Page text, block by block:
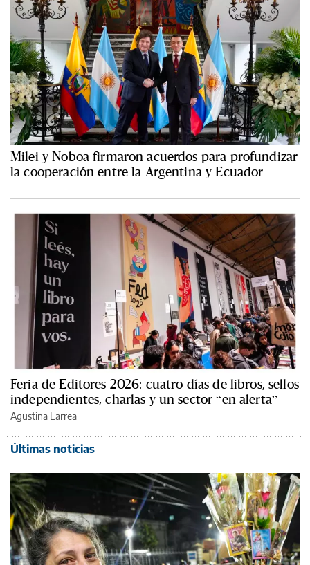
Milei y Noboa firmaron acuerdos para profundizar
la cooperación entre la Argentina y Ecuador
Feria de Editores 2026: cuatro días de libros, sellos
independientes, charlas y un sector “en alerta”
Agustina Larrea
Últimas noticias